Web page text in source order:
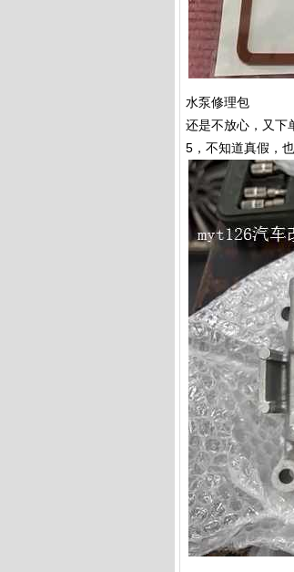
水泵修理包
还是不放心，又下
5，不知道真假，也